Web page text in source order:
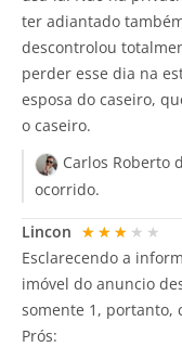
ter adiantado
descontrolou
perder esse dia na
esposa do caseiro,
o caseiro.
Carlos Roberto
ocorrido.
Lincon ★★★★★
Esclarecendo a
imóvel do anuncio
somente 1, portanto,
Prós: